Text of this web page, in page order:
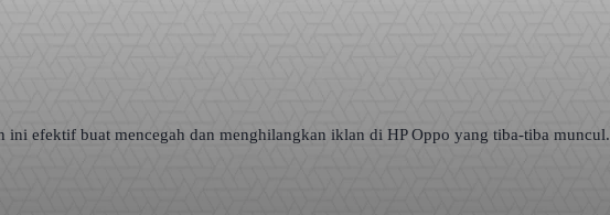
efektif buat mencegah dan menghilangkan iklan di HP Oppo yang tiba-tiba muncul.